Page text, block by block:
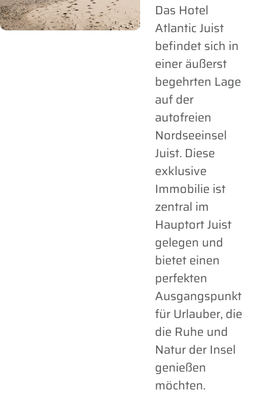
Das Hotel
Atlantic Juist
befindet sich in
einer äußerst
begehrten Lage
auf der
autofreien
Nordseeinsel
Juist. Diese
exklusive
Immobilie ist
zentral im
Hauptort Juist
gelegen und
bietet einen
perfekten
Ausgangspunkt
für Urlauber, die
die Ruhe und
Natur der Insel
genießen
möchten.